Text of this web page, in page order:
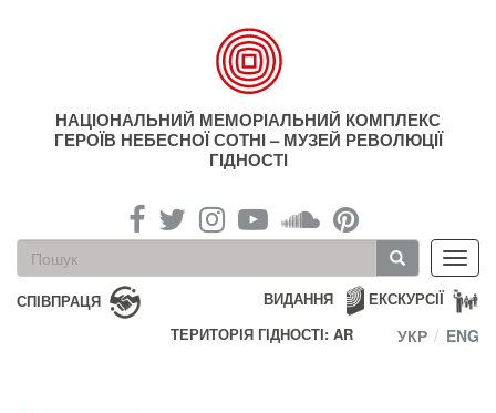
НАЦІОНАЛЬНИЙ МЕМОРІАЛЬНИЙ КОМПЛЕКС
ГЕРОЇВ НЕБЕСНОЇ СОТНІ – МУЗЕЙ РЕВОЛЮЦІЇ
ГІДНОСТІ
Пошукова
форма
Пошук
СПІВПРАЦЯ ЕКСКУРСІЇ
ВИДАННЯ
ТЕРИТОРІЯ ГІДНОСТІ: AR
УКР ENG